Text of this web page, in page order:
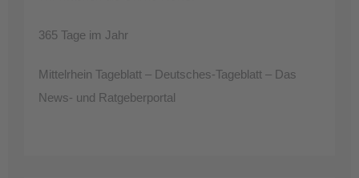
365 Tage im Jahr
Mittelrhein Tageblatt – Deutsches-Tageblatt – Das
News- und Ratgeberportal